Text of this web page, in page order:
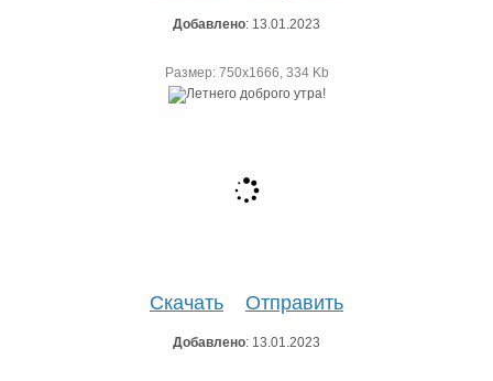
Добавлено: 13.01.2023
Размер: 750х1666, 334 Kb
Скачать Отправить
Добавлено: 13.01.2023